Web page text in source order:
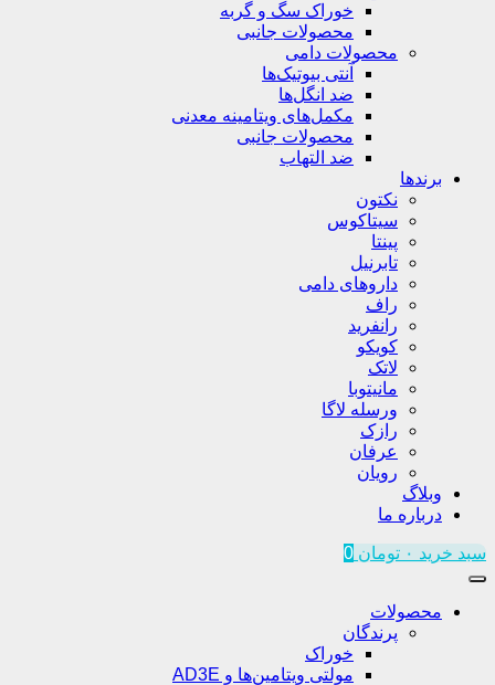
خوراک سگ و گربه
محصولات جانبی
محصولات دامی
آنتی بیوتیک‌ها
ضد انگل‌ها
مکمل‌های ویتامینه معدنی
محصولات جانبی
ضد التهاب
برندها
نکتون
سیتاکوس
پینتا
تابرنیل
داروهای دامی
راف
رانفرید
کویکو
لاتک
مانیتوبا
ورسله لاگا
رازک
عرفان
رویان
وبلاگ
درباره ما
سبد خرید ۰ تومان 0
محصولات
پرندگان
خوراک
مولتی ویتامین‌ها و AD3E